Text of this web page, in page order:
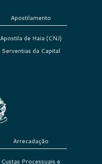
Apostilamento
Apostila de Haia (CNJ)
Serventias da Capital
Arrecadação
Custas Processuais e